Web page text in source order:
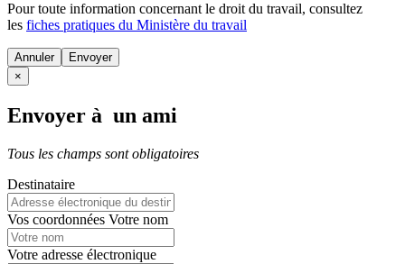
Pour toute information concernant le droit du travail, consultez
les fiches pratiques du Ministère du travail
Annuler
×
Envoyer à un ami
Tous les champs sont obligatoires
Destinataire
Vos coordonnées Votre nom
Votre adresse électronique